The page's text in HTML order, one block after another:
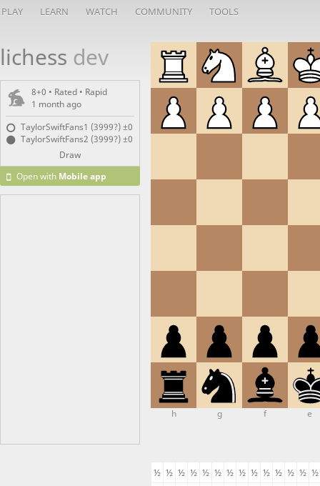
PLAY LEARN WATCH COMMUNITY TOOLS
lichess dev
8+0 • Rated • Rapid
1 month ago
TaylorSwiftFans1 (3999?)±0
TaylorSwiftFans2 (3999?)±0
Draw
Open with Mobile app
e
f
g
h
½ ½ ½ ½ ½ ½ ½ ½ ½ ½ ½ ½ ½ ½